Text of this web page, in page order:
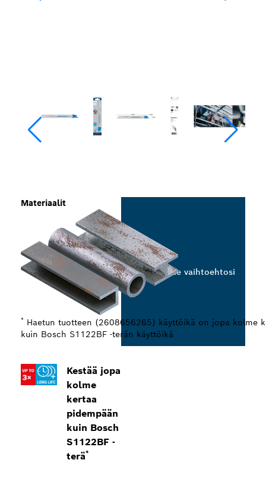
Kestää jopa
kolme
kertaa
pidempään
kuin Bosch
S1122BF -
terä*
Materiaalit
* Haetun tuotteen (2608656265) käyttöikä on jopa kolme
kuin Bosch S1122BF -terän käyttöikä
Valitse vaihtoehtosi